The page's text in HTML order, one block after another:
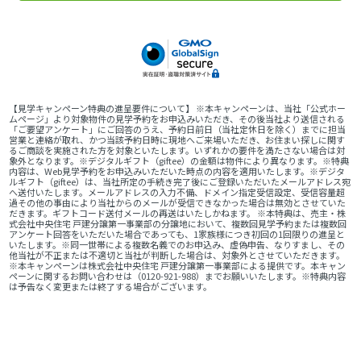
【見学キャンペーン特典の進呈要件について】 ※本キャンペーンは、当社「公式ホー
ムページ」より対象物件の見学予約をお申込みいただき、その後当社より送信される
「ご要望アンケート」にご回答のうえ、予約日前日（当社定休日を除く）までに担当
営業と連絡が取れ、かつ当該予約日時に現地へご来場いただき、お住まい探しに関す
るご商談を実施された方を対象といたします。いずれかの要件を満たさない場合は対
象外となります。※デジタルギフト（giftee）の金額は物件により異なります。※特典
内容は、Web見学予約をお申込みいただいた時点の内容を適用いたします。※デジタ
ルギフト（giftee）は、当社所定の手続き完了後にご登録いただいたメールアドレス宛
へ送付いたします。メールアドレスの入力不備、ドメイン指定受信設定、受信容量超
過その他の事由により当社からのメールが受信できなかった場合は無効とさせていた
だきます。ギフトコード送付メールの再送はいたしかねます。 ※本特典は、売主・株
式会社中央住宅 戸建分譲第一事業部の分譲地において、複数回見学予約または複数回
アンケート回答をいただいた場合であっても、1家族様につき初回の1回限りの進呈と
いたします。※同一世帯による複数名義でのお申込み、虚偽申告、なりすまし、その
他当社が不正または不適切と当社が判断した場合は、対象外とさせていただきます。
※本キャンペーンは株式会社中央住宅 戸建分譲第一事業部による提供です。本キャン
ペーンに関するお問い合わせは（0120-921-988）までお願いいたします。※特典内容
は予告なく変更または終了する場合がございます。